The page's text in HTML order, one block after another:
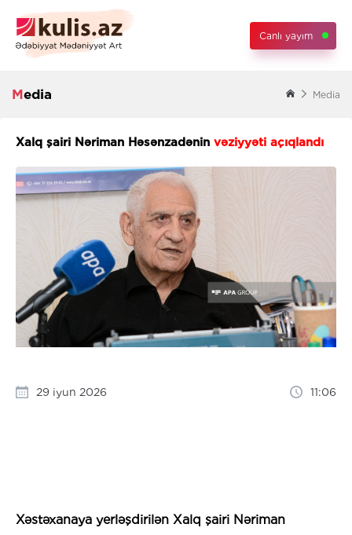
Canlı yayım
Media Media
Xalq şairi Nəriman Həsənzadənin vəziyyəti açıqlandı
29 iyun 2026 11:06
Xəstəxanaya yerləşdirilən Xalq şairi Nəriman